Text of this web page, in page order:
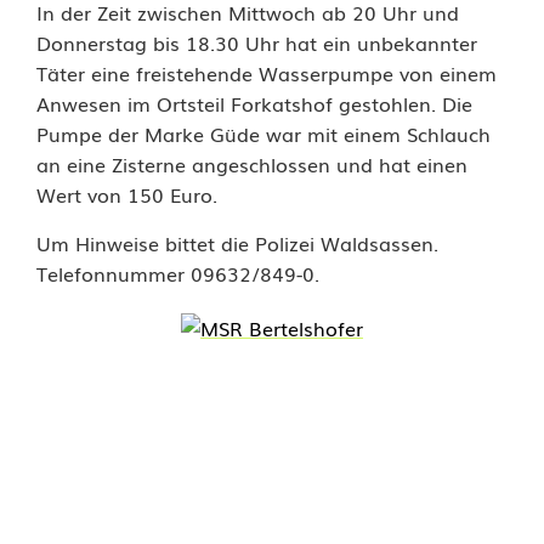
s
e
r
p
u
m
In der Zeit zwischen Mittwoch ab 20 Uhr und
Donnerstag bis 18.30 Uhr hat ein unbekannter
Täter eine freistehende Wasserpumpe von einem
Anwesen im Ortsteil Forkatshof gestohlen. Die
Pumpe der Marke Güde war mit einem Schlauch
an eine Zisterne angeschlossen und hat einen
Wert von 150 Euro.
Um Hinweise bittet die Polizei Waldsassen.
Telefonnummer 09632/849-0.